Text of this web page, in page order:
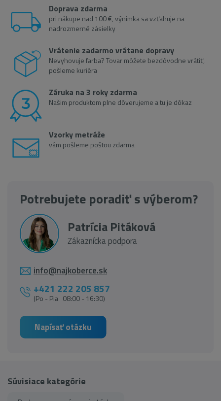
Doprava zdarma
pri nákupe nad 100 €, výnimka sa vzťahuje na
nadrozmerné zásielky
Vrátenie zadarmo vrátane dopravy
Nevyhovuje farba? Tovar môžete bezdôvodne vrátiť,
pošleme kuriéra
Záruka na 3 roky zdarma
Našim produktom plne dôverujeme a tu je dôkaz
Vzorky metráže
vám pošleme poštou zdarma
Potrebujete poradiť s výberom?
Patrícia Pitáková
Zákaznícka podpora
info@najkoberce.sk
+421 222 205 857
(Po - Pia 08:00 - 16:30)
Napísať otázku
Súvisiace kategórie